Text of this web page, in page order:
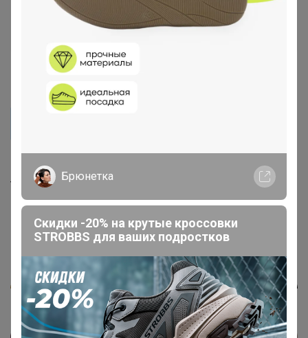
Селена
Золотой организатор
14 февраля, 2026 20:21
3412_111
Это мы узнаем только вечером ы понедельник.
Теоретически, на следующей неделе
Брюнетка
Скидки -20% на крутые кроссовки
STROBBS для ваших подростков